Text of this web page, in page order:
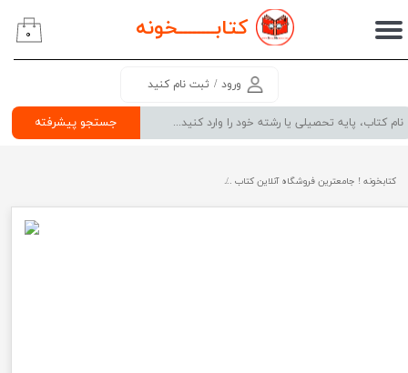
کتابــــــــخونه
جستجو پیشرفته
ورود / ثبت نام کنید
حساب کاربری من
سفارشات
۰
کتابخونه ! جامعترین فروشگاه آنلاین کتاب